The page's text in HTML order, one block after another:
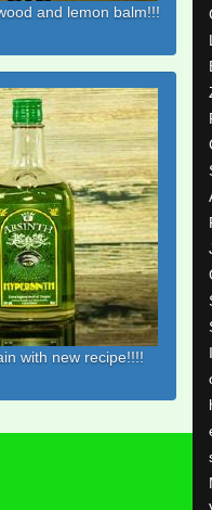
and lemon balm!!!
with new recipe!!!!